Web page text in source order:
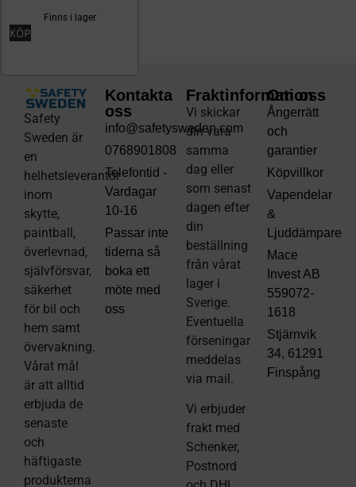
Finns i lager
KÖP
Safety
Sweden är
en
helhetsleverantör
inom
skytte,
paintball,
överlevnad,
självförsvar,
säkerhet
för bil och
hem samt
övervakning.
Vårat mål
är att alltid
erbjuda de
senaste
och
häftigaste
produkterna
Kontakta
oss
info@safetysweden.com
0768901808
Telefontid -
Vardagar
10-16
Passar inte
tiderna så
boka ett
möte med
oss
Fraktinformation
Vi skickar
din vara
samma
dag eller
som senast
dagen efter
din
beställning
från vårat
lager i
Sverige.
Eventuella
förseningar
meddelas
via mail.
Vi erbjuder
frakt med
Schenker,
Postnord
Om oss
Ångerrätt
och
garantier
Köpvillkor
Vapendelar
&
Ljuddämpare
Mace
Invest AB
559072-
1618
Stjärnvik
34, 61291
Finspång